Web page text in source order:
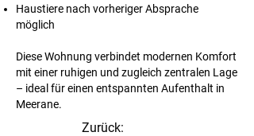
Haustiere nach vorheriger Absprache
möglich
Diese Wohnung verbindet modernen Komfort
mit einer ruhigen und zugleich zentralen Lage
– ideal für einen entspannten Aufenthalt in
Meerane.
Zurück: